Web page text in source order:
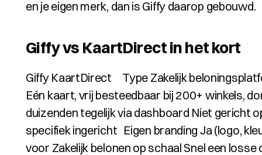
en je eigen merk, dan is Giffy daarop gebouwd.
Giffy vs KaartDirect in het kort
Giffy KaartDirect     Type Zakelijk
Eén kaart, vrij besteedbaar bij 200+ winkels,
duizenden tegelijk via dashboard Niet gericht
specifiek ingericht   Eigen branding Ja (logo,
voor Zakelijk belonen op schaal Snel een